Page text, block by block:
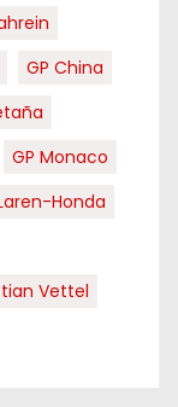
GP China
GP Monaco
Honda
Vettel